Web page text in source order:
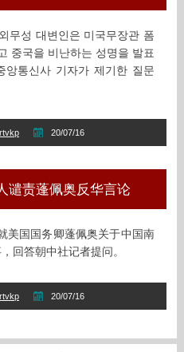
무성 대변인은 미국무장관 폼
중국을 비난하는 성명을 발표
앙통신사 기자가 제기한 질문
20/07/16
谴责蓬佩奥反华言论
美国国务卿蓬佩奥关于中国南
回答朝中社记者提问。
20/07/16